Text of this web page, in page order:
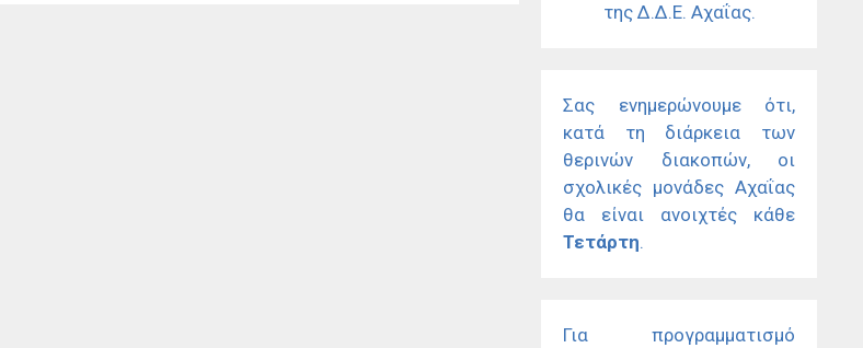
της Δ.Δ.Ε. Αχαΐας.
Σας ενημερώνουμε ότι,
κατά τη διάρκεια των
θερινών διακοπών, οι
σχολικές μονάδες Αχαΐας
θα είναι ανοιχτές κάθε
Τετάρτη.
Για προγραμματισμό